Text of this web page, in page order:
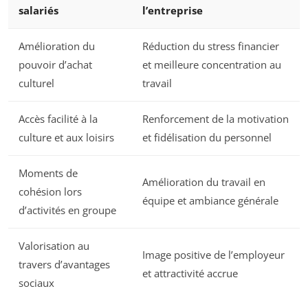
salariés
l’entreprise
Amélioration du
pouvoir d’achat
culturel
Réduction du stress financier
et meilleure concentration au
travail
Accès facilité à la
culture et aux loisirs
Renforcement de la motivation
et fidélisation du personnel
Moments de
cohésion lors
d’activités en groupe
Amélioration du travail en
équipe et ambiance générale
Valorisation au
travers d’avantages
sociaux
Image positive de l’employeur
et attractivité accrue